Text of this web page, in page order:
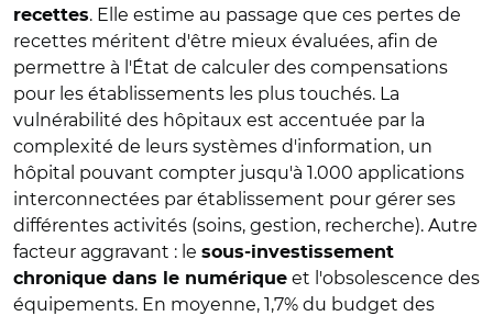
recettes. Elle estime au passage que ces pertes de
recettes méritent d'être mieux évaluées, afin de
permettre à l'État de calculer des compensations
pour les établissements les plus touchés. La
vulnérabilité des hôpitaux est accentuée par la
complexité de leurs systèmes d'information, un
hôpital pouvant compter jusqu'à 1.000 applications
interconnectées par établissement pour gérer ses
différentes activités (soins, gestion, recherche). Autre
facteur aggravant : le sous-investissement
chronique dans le numérique et l'obsolescence des
équipements. En moyenne, 1,7% du budget des